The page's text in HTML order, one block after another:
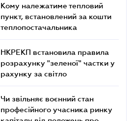
Кому належатиме тепловий
пункт, встановлений за кошти
теплопостачальника
НКРЕКП встановила правила
розрахунку "зеленої" частки у
рахунку за світло
Чи звільняє воєнний стан
професійного учасника ринку